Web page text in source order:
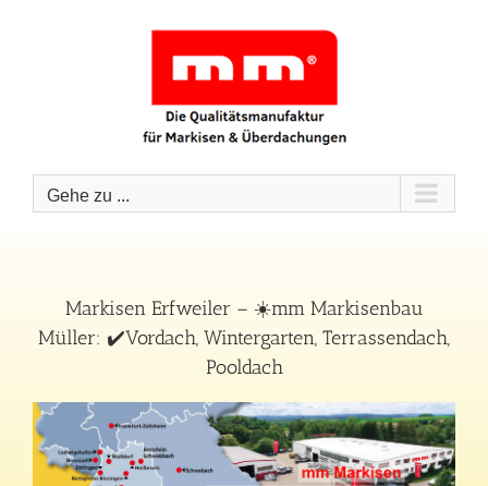
Gehe zu ...
Markisen Erfweiler – ☀️mm Markisenbau
Müller: ✔️Vordach, Wintergarten, Terrassendach,
Pooldach